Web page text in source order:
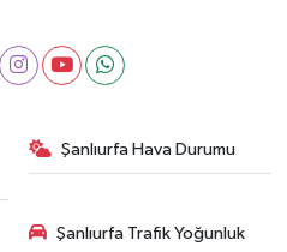
Şanlıurfa Hava Durumu
Şanlıurfa Trafik Yoğunluk